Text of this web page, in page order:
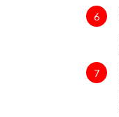
6
7